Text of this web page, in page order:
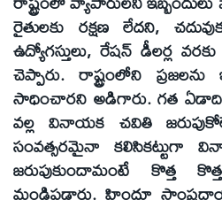
రైతులకు రక్షణ లేదని,
ఉద్యోగస్తులు, రేషన్‌ డీలర్ల
చెప్పారు. రాష్ట్రంలోని
సాధించారని అడిగారు. గత ఏడాది
వల్ల వినాయక చవితి
సంవత్సరమైనా కలిసికట్టుగా
జరుపుకుందామంటే కొత్త